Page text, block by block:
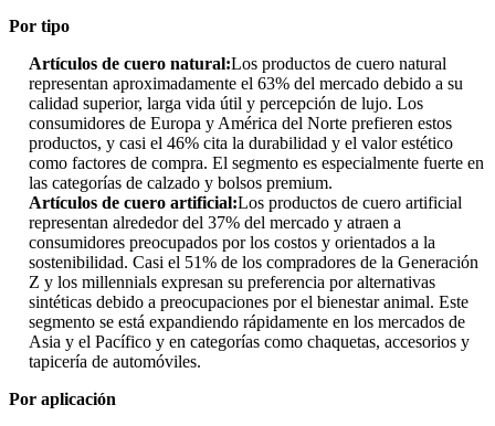
Por tipo
Artículos de cuero natural:Los productos de cuero natural
representan aproximadamente el 63% del mercado debido a su
calidad superior, larga vida útil y percepción de lujo. Los
consumidores de Europa y América del Norte prefieren estos
productos, y casi el 46% cita la durabilidad y el valor estético
como factores de compra. El segmento es especialmente fuerte en
las categorías de calzado y bolsos premium.
Artículos de cuero artificial:Los productos de cuero artificial
representan alrededor del 37% del mercado y atraen a
consumidores preocupados por los costos y orientados a la
sostenibilidad. Casi el 51% de los compradores de la Generación
Z y los millennials expresan su preferencia por alternativas
sintéticas debido a preocupaciones por el bienestar animal. Este
segmento se está expandiendo rápidamente en los mercados de
Asia y el Pacífico y en categorías como chaquetas, accesorios y
tapicería de automóviles.
Por aplicación